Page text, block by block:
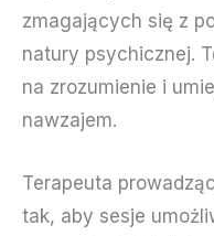
zmagających się z
natury psychicznej.
na zrozumienie i
nawzajem.
Terapeuta
tak, aby sesje